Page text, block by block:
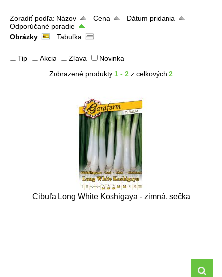
Zoradiť podľa: Názov Cena
Dátum pridania
Odporúčané poradie
Obrázky
Tabuľka
Tip Akcia Zľava
Novinka
Zobrazené produkty 1 - 2 z celkových 2
Cibuľa Long White Koshigaya - zimná, sečka